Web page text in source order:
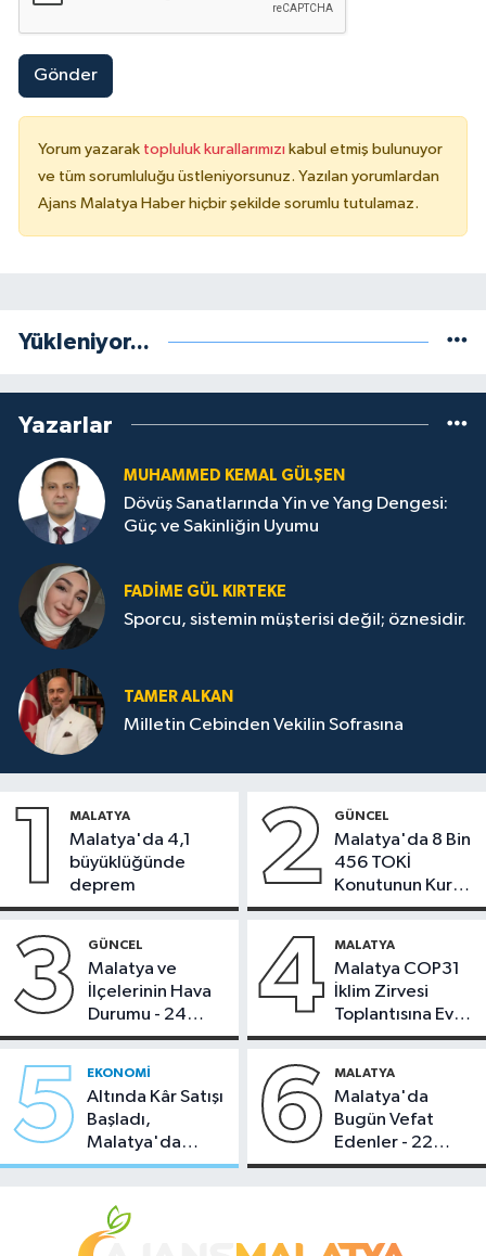
Gönder
Yorum yazarak topluluk kurallarımızı kabul etmiş bulunuyor
ve tüm sorumluluğu üstleniyorsunuz. Yazılan yorumlardan
Ajans Malatya Haber hiçbir şekilde sorumlu tutulamaz.
Yükleniyor...
Yazarlar
MUHAMMED KEMAL GÜLŞEN
Dövüş Sanatlarında Yin ve Yang Dengesi:
Güç ve Sakinliğin Uyumu
FADIME GÜL KIRTEKE
Sporcu, sistemin müşterisi değil; öznesidir.
TAMER ALKAN
Milletin Cebinden Vekilin Sofrasına
1 MALATYA
Malatya'da 4,1
büyüklüğünde
deprem
2 GÜNCEL
Malatya'da 8 Bin
456 TOKİ
Konutunun Kurası
Bugün Çekiliyor
3 GÜNCEL
Malatya ve
İlçelerinin Hava
Durumu - 24
Temmuz 2026
4 MALATYA
Malatya COP31
İklim Zirvesi
Toplantısına Ev
Sahipliği Yaptı
5 EKONOMI
Altında Kâr Satışı
Başladı,
Malatya'da
Makas Ne
6 MALATYA
Malatya'da
Bugün Vefat
Edenler - 22
Temmuz 2026